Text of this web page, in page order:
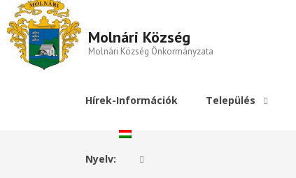
Molnári Község
Molnári Község Önkormányzata
Hírek-Információk Település
Nyelv: